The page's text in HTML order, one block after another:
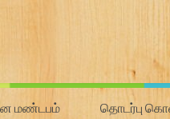
மண்டபம் தொடர்பு